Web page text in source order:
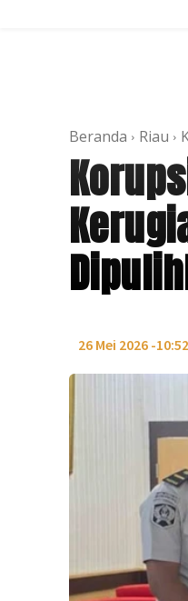
Beranda Riau
26 Mei 2026 -10:52